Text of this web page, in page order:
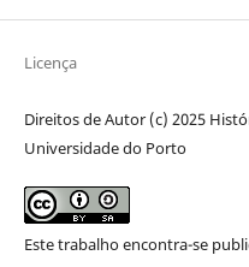
Licença
Direitos de Autor (c) 2025
Universidade do Porto
Este trabalho encontra-se